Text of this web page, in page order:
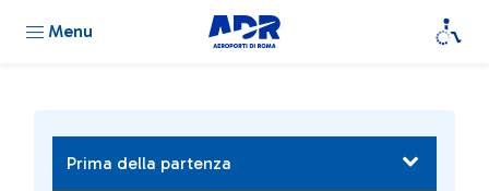
Menu
Prima della partenza